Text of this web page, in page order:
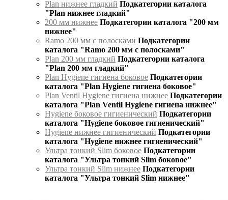
Plan нижнее гладкий Подкатегории каталога
"Plan нижнее гладкий"
200 мм нижнее Подкатегории каталога "200 мм
нижнее"
Ramo 200 мм с полосками Подкатегории
каталога "Ramo 200 мм с полосками"
Plan 200 мм гладкий Подкатегории каталога
"Plan 200 мм гладкий"
Plan Hygiene гигиена боковое Подкатегории
каталога "Plan Hygiene гигиена боковое"
Plan Ventil Hygiene гигиена нижнее Подкатегории
каталога "Plan Ventil Hygiene гигиена нижнее"
Hygiene боковое гигиенический Подкатегории
каталога "Hygiene боковое гигиенический"
Hygiene нижнее гигиенический Подкатегории
каталога "Hygiene нижнее гигиенический"
Ультра тонкий Slim боковое Подкатегории
каталога "Ультра тонкий Slim боковое"
Ультра тонкий Slim нижнее Подкатегории
каталога "Ультра тонкий Slim нижнее"